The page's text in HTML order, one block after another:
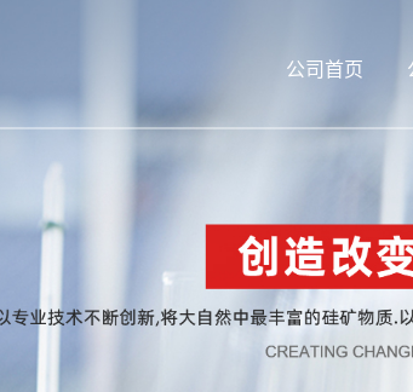
公司首页